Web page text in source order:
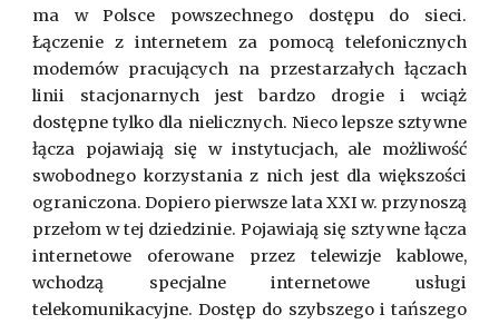
ma w Polsce powszechnego dostępu do sieci.
Łączenie z internetem za pomocą telefonicznych
modemów pracujących na przestarzałych łączach
linii stacjonarnych jest bardzo drogie i wciąż
dostępne tylko dla nielicznych. Nieco lepsze sztywne
łącza pojawiają się w instytucjach, ale możliwość
swobodnego korzystania z nich jest dla większości
ograniczona. Dopiero pierwsze lata XXI w. przynoszą
przełom w tej dziedzinie. Pojawiają się sztywne łącza
internetowe oferowane przez telewizje kablowe,
wchodzą specjalne internetowe usługi
telekomunikacyjne. Dostęp do szybszego i tańszego